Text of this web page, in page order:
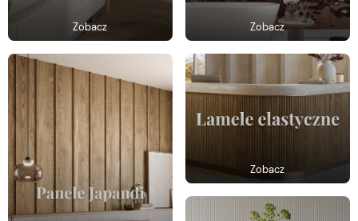
Zobacz Zobacz
Zobacz